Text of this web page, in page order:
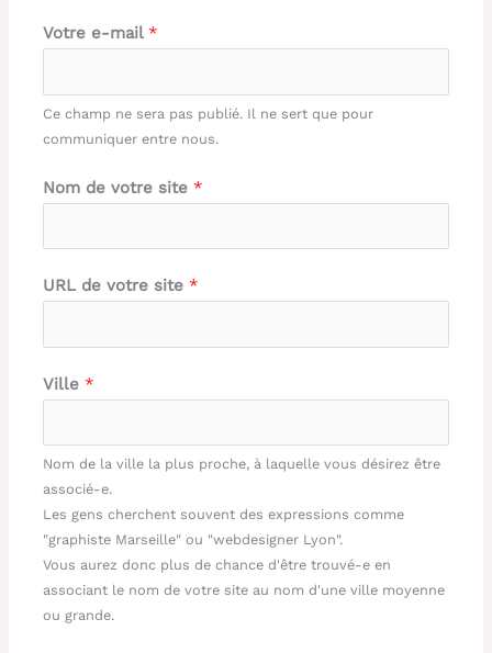
Votre e-mail *
Ce champ ne sera pas publié. Il ne sert que pour
communiquer entre nous.
Nom de votre site *
URL de votre site *
Ville *
Nom de la ville la plus proche, à laquelle vous désirez être
associé-e.
Les gens cherchent souvent des expressions comme
"graphiste Marseille" ou "webdesigner Lyon".
Vous aurez donc plus de chance d'être trouvé-e en
associant le nom de votre site au nom d'une ville moyenne
ou grande.